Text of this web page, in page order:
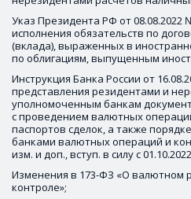
Указ Президента РФ от
исполнения обязательств по
(вклада), выраженных в
по облигациям, выпущенным
Инструкция Банка России от
представления резидентами и
уполномоченным банкам
с проведением валютных
паспортов сделок, а также
банками валютных операций и
изм. и доп., вступ. в силу с
Изменения в 173-ФЗ «О валютном
контроле»;